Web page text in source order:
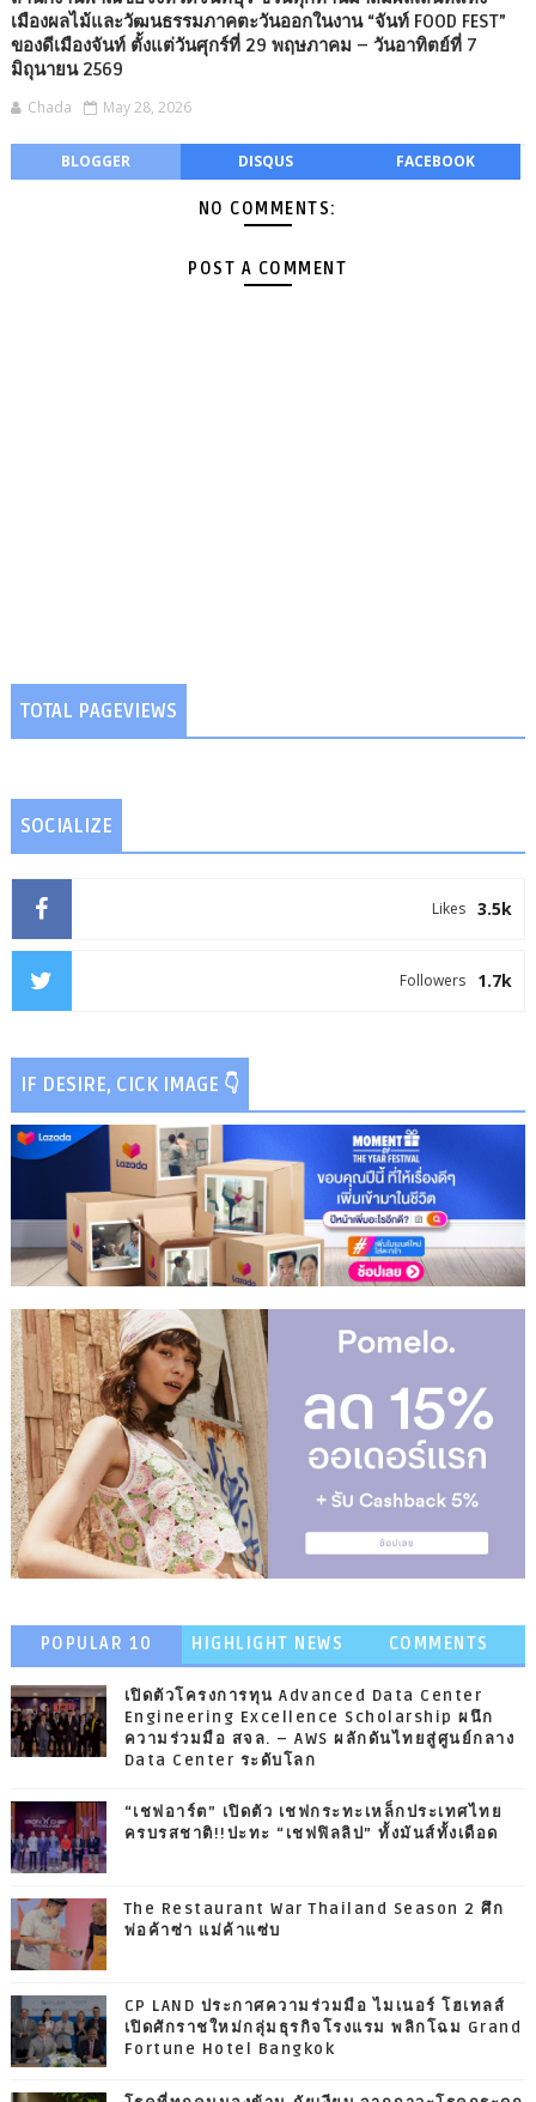
เมืองผลไม้และวัฒนธรรมภาคตะวันออกในงาน “จันท์ FOOD FEST”
ของดีเมืองจันท์ ตั้งแต่วันศุกร์ที่ 29 พฤษภาคม – วันอาทิตย์ที่ 7
มิถุนายน 2569
Chada May 28, 2026
BLOGGER DISQUS FACEBOOK
NO COMMENTS:
POST A COMMENT
TOTAL PAGEVIEWS
SOCIALIZE
3.5k
Likes
1.7k
Followers
IF DESIRE, CICK IMAGE 👇
POPULAR 10 HIGHLIGHT NEWS COMMENTS
เปิดตัวโครงการทุน Advanced Data Center
Engineering Excellence Scholarship ผนึก
ความร่วมมือ สจล. – AWS ผลักดันไทยสู่ศูนย์กลาง
Data Center ระดับโลก
“เชฟอาร์ต” เปิดตัว เชฟกระทะเหล็กประเทศไทย
ครบรสชาติ!!ปะทะ “เชฟฟิลลิป” ทั้งมันส์ทั้งเดือด
The Restaurant War Thailand Season 2 ศึก
พ่อค้าซ่า แม่ค้าแซ่บ
CP LAND ประกาศความร่วมมือ ไมเนอร์ โฮเทลส์
เปิดศักราชใหม่กลุ่มธุรกิจโรงแรม พลิกโฉม Grand
Fortune Hotel Bangkok